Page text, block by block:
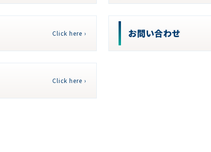
Click here › お問い合わせ
Click here ›